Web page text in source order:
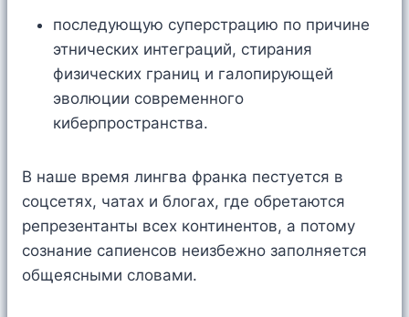
последующую суперстрацию по причине
этнических интеграций, стирания
физических границ и галопирующей
эволюции современного
киберпространства.
В наше время лингва франка пестуется в
соцсетях, чатах и блогах, где обретаются
репрезентанты всех континентов, а потому
сознание сапиенсов неизбежно заполняется
общеясными словами.